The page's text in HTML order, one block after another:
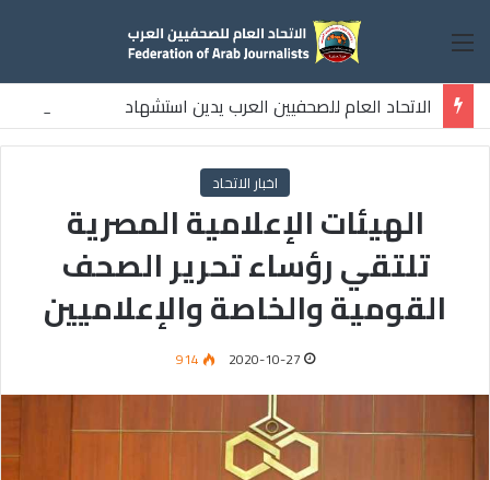
القائمة
الاتحاد العام للصحفيين العرب يدين استشهاد
ثلاثة صحفيين فلسطينيين باستهداف إسرائيلي وسط قطاع غزة
اخبار الاتحاد
الهيئات الإعلامية المصرية
تلتقي رؤساء تحرير الصحف
القومية والخاصة والإعلاميين
2020-10-27
914